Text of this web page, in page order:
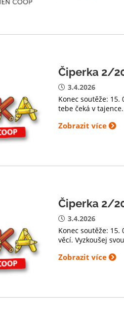
Čiperka 2/
3.4.2026
Konec soutěže:
tebe čeká v tajence.
Zobrazit více
Čiperka 2/
3.4.2026
Konec soutěže:
věcí. Vyzkoušej
Zobrazit více